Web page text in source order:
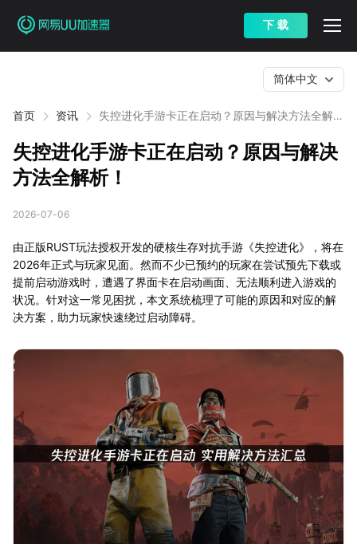
下 载
首页 资讯
失控进化手游卡正在启动？原因与解决方法全解
简体中文
失控进化手游卡正在启动？原因与解决
方法全解析！
2026-07-06
由正版RUST玩法授权开发的硬核生存对抗手游《失控进化》，将在
2026年正式与玩家见面。然而不少已预约的玩家在尝试预先下载或
提前启动游戏时，遭遇了界面卡在启动画面、无法顺利进入游戏的
状况。针对这一常见困扰，本文系统梳理了可能的原因和对应的解
决方案，助力玩家快速绕过启动障碍。